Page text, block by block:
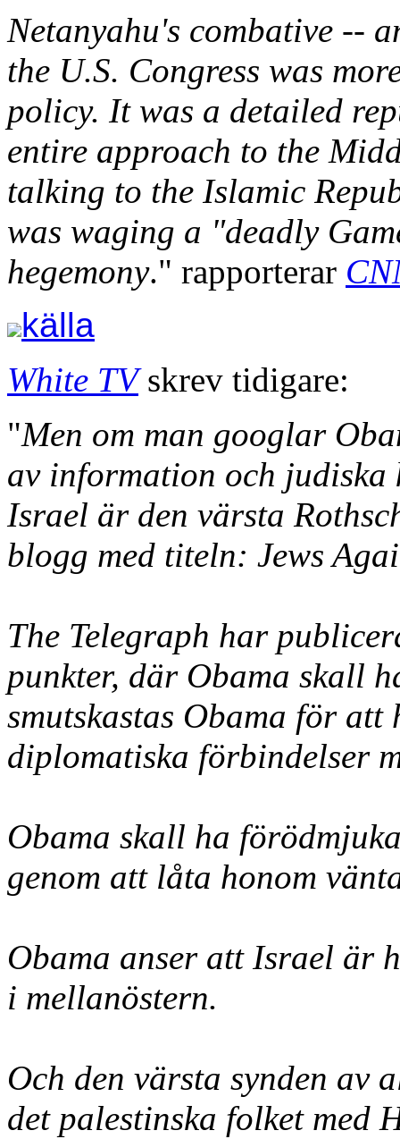
Netanyahu's combative --
the U.S. Congress was
policy. It was a detailed
entire approach to the
talking to the Islamic
was waging a "deadly
hegemony." rapporterar
källa
White TVskrev tidigare:
"Men om man googlar
av information och
Israel är den värsta
blogg med titeln: Jews
The Telegraph har
punkter, där Obama skall
smutskastas Obama för
diplomatiska förbindelser
Obama skall ha
genom att låta honom
Obama anser att Israel är
i mellanöstern.
Och den värsta synden av
det palestinska folket med